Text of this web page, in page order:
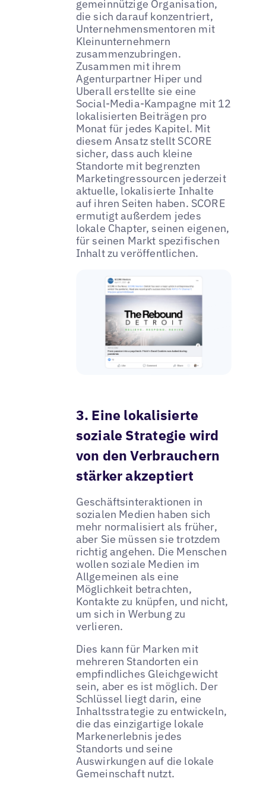
gemeinnützige Organisation,
die sich darauf konzentriert,
Unternehmensmentoren mit
Kleinunternehmern
zusammenzubringen.
Zusammen mit ihrem
Agenturpartner Hiper und
Uberall erstellte sie eine
Social-Media-Kampagne mit 12
lokalisierten Beiträgen pro
Monat für jedes Kapitel. Mit
diesem Ansatz stellt SCORE
sicher, dass auch kleine
Standorte mit begrenzten
Marketingressourcen jederzeit
aktuelle, lokalisierte Inhalte
auf ihren Seiten haben. SCORE
ermutigt außerdem jedes
lokale Chapter, seinen eigenen,
für seinen Markt spezifischen
Inhalt zu veröffentlichen.
3. Eine lokalisierte
soziale Strategie wird
von den Verbrauchern
stärker akzeptiert
Geschäftsinteraktionen in
sozialen Medien haben sich
mehr normalisiert als früher,
aber Sie müssen sie trotzdem
richtig angehen. Die Menschen
wollen soziale Medien im
Allgemeinen als eine
Möglichkeit betrachten,
Kontakte zu knüpfen, und nicht,
um sich in Werbung zu
verlieren.
Dies kann für Marken mit
mehreren Standorten ein
empfindliches Gleichgewicht
sein, aber es ist möglich. Der
Schlüssel liegt darin, eine
Inhaltsstrategie zu entwickeln,
die das einzigartige lokale
Markenerlebnis jedes
Standorts und seine
Auswirkungen auf die lokale
Gemeinschaft nutzt.